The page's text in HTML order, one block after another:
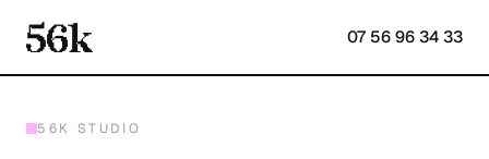
07 56 96 34 33
56K STUDIO